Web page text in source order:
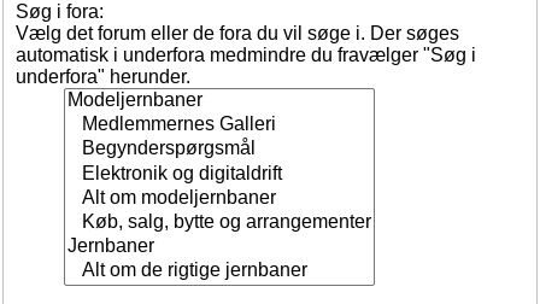
Søg i fora:
Vælg det forum eller de fora du vil søge i. Der søges
automatisk i underfora medmindre du fravælger "Søg i
underfora" herunder.